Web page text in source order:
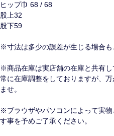
ヒップ巾 68 / 68
股上32
股下59
※寸法は多少の誤差が生じる場合も
※商品在庫は実店舗の在庫と共有し
常に在庫調整をしておりますが、
ませ。
※ブラウザやパソコンによって実
す事を予めご了承ください。